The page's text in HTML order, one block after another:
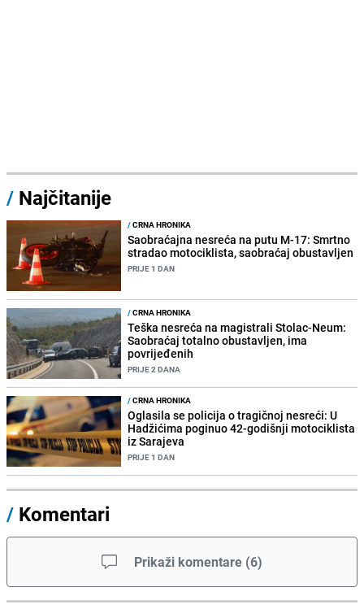
/ Najčitanije
/CRNA HRONIKA
Saobraćajna nesreća na putu M-17: Smrtno
stradao motociklista, saobraćaj obustavljen
PRIJE 1 DAN
/CRNA HRONIKA
Teška nesreća na magistrali Stolac-Neum:
Saobraćaj totalno obustavljen, ima
povrijeđenih
PRIJE 2 DANA
/CRNA HRONIKA
Oglasila se policija o tragičnoj nesreći: U
Hadžićima poginuo 42-godišnji motociklista
iz Sarajeva
PRIJE 1 DAN
/ Komentari
Prikaži komentare (6)